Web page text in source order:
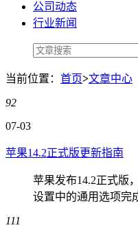
公司动态
行业新闻
当前位置： 首页>文章中心
92
07-03
苹果14.2正式版更新指南
苹果发布14.2正式版
设置中的通用选项完
111